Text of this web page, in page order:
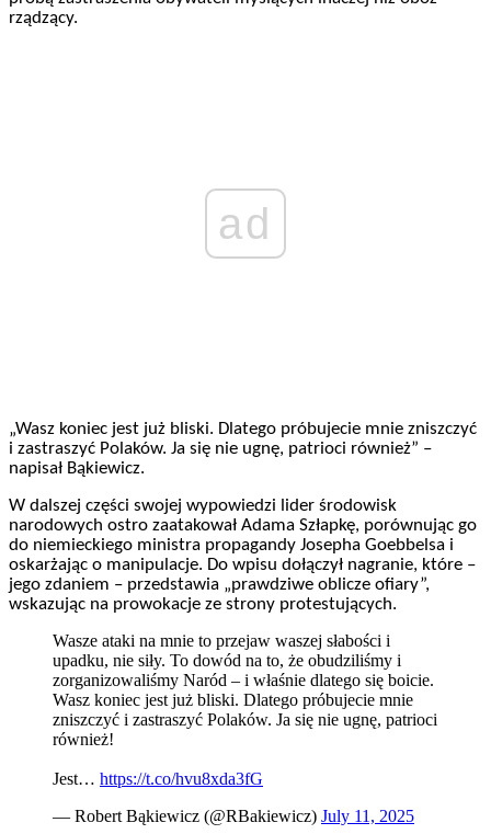
rządzący.
ad
„Wasz koniec jest już bliski. Dlatego próbujecie mnie zniszczyć
i zastraszyć Polaków. Ja się nie ugnę, patrioci również” –
napisał Bąkiewicz.
W dalszej części swojej wypowiedzi lider środowisk
narodowych ostro zaatakował Adama Szłapkę, porównując go
do niemieckiego ministra propagandy Josepha Goebbelsa i
oskarżając o manipulacje. Do wpisu dołączył nagranie, które –
jego zdaniem – przedstawia „prawdziwe oblicze ofiary”,
wskazując na prowokacje ze strony protestujących.
Wasze ataki na mnie to przejaw waszej słabości i
upadku, nie siły. To dowód na to, że obudziliśmy i
zorganizowaliśmy Naród – i właśnie dlatego się boicie.
Wasz koniec jest już bliski. Dlatego próbujecie mnie
zniszczyć i zastraszyć Polaków. Ja się nie ugnę, patrioci
również!
Jest… https://t.co/hvu8xda3fG
— Robert Bąkiewicz (@RBakiewicz) July 11, 2025